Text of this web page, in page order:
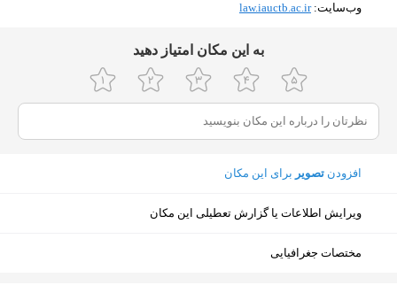
یکشنبه
وب‌سایت:‎law.iauctb.ac.ir
ﺑﻪ اﯾﻦ ﻣﮑﺎن اﻣﺘﯿﺎز دﻫﯿﺪ
افزودن تصویر برای این مکان
ویرایش اطلاعات یا گزارش تعطیلی این مکان
مختصات جغرافیایی